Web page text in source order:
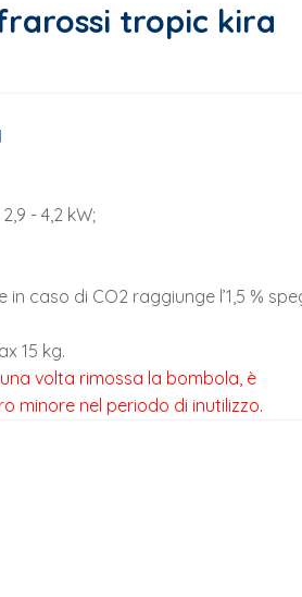
tropic kira
- 4,2 kW;
caso di CO2 raggiunge l’1,5 %
15 kg.
volta rimossa la bombola, è
minore nel periodo di inutilizzo.